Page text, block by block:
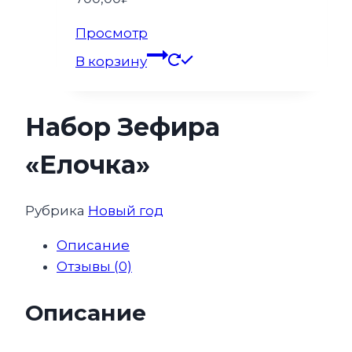
Просмотр
В корзину
Набор Зефира
«Елочка»
Рубрика Новый год
Описание
Отзывы (0)
Описание